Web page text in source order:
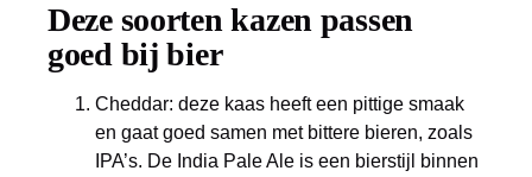
Deze soorten kazen passen
goed bij bier
Cheddar: deze kaas heeft een pittige smaak
en gaat goed samen met bittere bieren, zoals
IPA’s. De India Pale Ale is een bierstijl binnen